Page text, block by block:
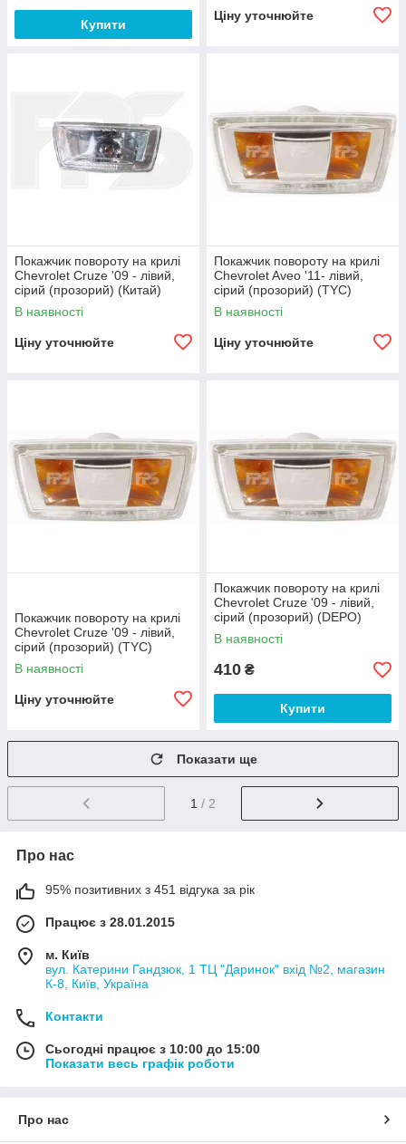
Купити
Ціну уточнюйте
Покажчик повороту на крилі
Chevrolet Cruze '09 - лівий,
сірий (прозорий) (Китай)
В наявності
Ціну уточнюйте
Покажчик повороту на крилі
Chevrolet Aveo '11- лівий,
сірий (прозорий) (TYC)
В наявності
Ціну уточнюйте
Покажчик повороту на крилі
Chevrolet Cruze '09 - лівий,
сірий (прозорий) (TYC)
В наявності
Ціну уточнюйте
Покажчик повороту на крилі
Chevrolet Cruze '09 - лівий,
сірий (прозорий) (DEPO)
В наявності
410 ₴
Купити
Показати ще
1 / 2
Про нас
95% позитивних з 451 відгука за рік
Працює з 28.01.2015
м. Київ
вул. Катерини Гандзюк, 1 ТЦ "Даринок" вхід №2, магазин
К-8, Київ, Україна
Контакти
Сьогодні працює з 10:00 до 15:00
Показати весь графік роботи
Про нас